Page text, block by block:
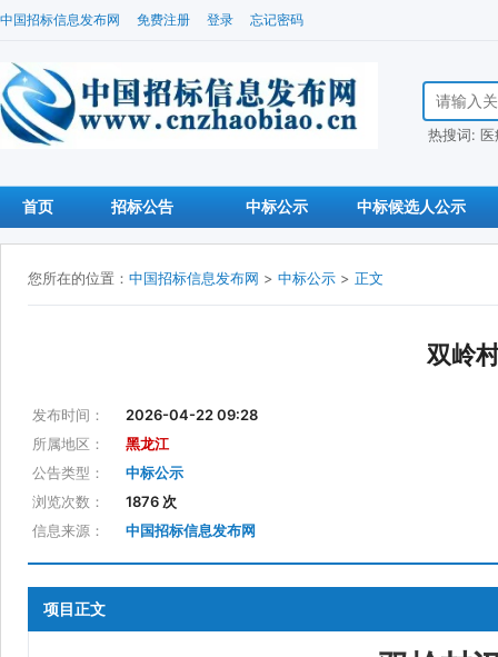
中国招标信息发布网 免费注册 登录 忘记密码
搜索招标信
热搜词:
首页 招标公告 中标公示 中标候选人公示
您所在的位置： 中国招标信息发布网 > 中标公示 > 正文
双岭
发布时间：
2026-04-22 09:28
所属地区：
黑龙江
公告类型：
中标公示
浏览次数：
1876 次
信息来源：
中国招标信息发布网
项目正文